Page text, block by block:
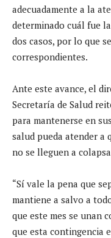
adecuadamente a la
determinado cuál fue
dos casos, por lo que
correspondientes.
Ante este avance, el
Secretaría de Salud
para mantenerse en
salud pueda atender a
no se lleguen a
“Sí vale la pena que
mantiene a salvo a
que este mes se unan
que esta contingencia